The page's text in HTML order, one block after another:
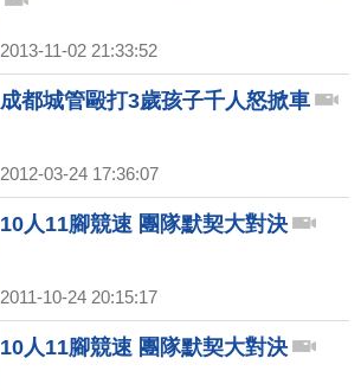
2013-11-02 21:33:52
成都城管毆打3歲孩子千人怒掀車
2012-03-24 17:36:07
10人11腳競速 團隊默契大對決
2011-10-24 20:15:17
10人11腳競速 團隊默契大對決